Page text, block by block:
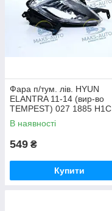
Фара п/тум. лів. HYUN
ELANTRA 11-14 (вир-во
TEMPEST) 027 1885 H1C
UA56
В наявності
549 ₴
Купити